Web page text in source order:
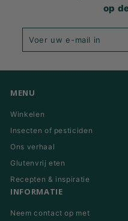
op
mail
MENU
Winkelen
Insecten of pesticiden
Ons verhaal
Glutenvrij eten
Recepten & inspiratie
INFORMATIE
Neem contact op met